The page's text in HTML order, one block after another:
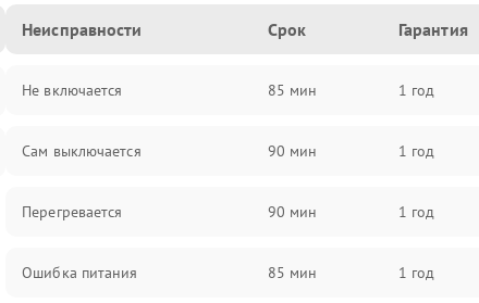
Неисправности Срок Гарантия
Не включается 85 мин 1 год
Сам выключается 90 мин 1 год
Перегревается 90 мин 1 год
Ошибка питания 85 мин 1 год